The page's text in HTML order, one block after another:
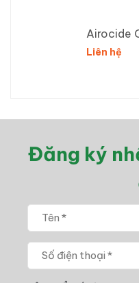
Airocide
Liên hệ
Đăng ký